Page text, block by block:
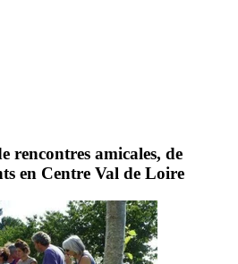
rencontres amicales, de
en Centre Val de Loire